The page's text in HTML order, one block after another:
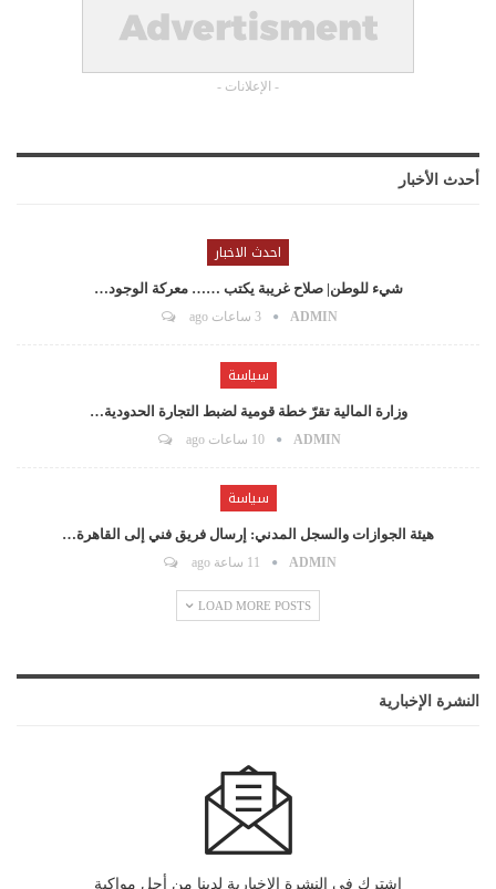
- الإعلانات -
أحدث الأخبار
احدث الاخبار
شيء للوطن| صلاح غريبة يكتب …… معركة الوجود…
ADMIN 3 ساعات ago
سياسة
وزارة المالية تقرّ خطة قومية لضبط التجارة الحدودية…
ADMIN 10 ساعات ago
سياسة
هيئة الجوازات والسجل المدني: إرسال فريق فني إلى القاهرة…
ADMIN 11 ساعة ago
LOAD MORE POSTS
النشرة الإخبارية
اشترك في النشرة الإخبارية لدينا من أجل مواكبة